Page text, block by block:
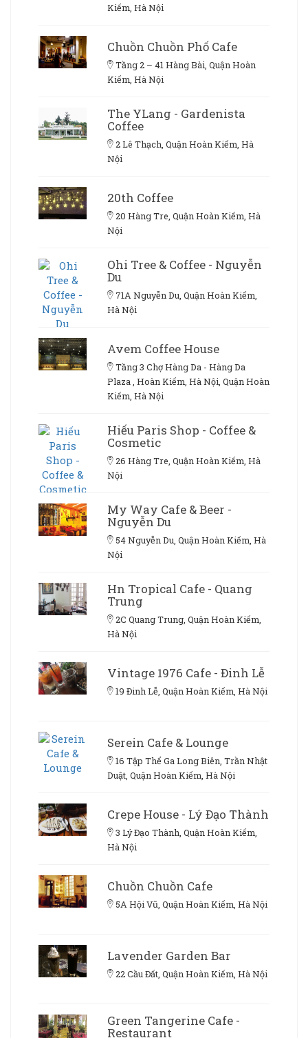
Kiếm, Hà Nội
Chuồn Chuồn Phố Cafe
Tầng 2 – 41 Hàng Bài, Quận Hoàn
Kiếm, Hà Nội
The YLang - Gardenista
Coffee
2 Lê Thạch, Quận Hoàn Kiếm, Hà
Nội
20th Coffee
20 Hàng Tre, Quận Hoàn Kiếm, Hà
Nội
Ohi Tree & Coffee - Nguyễn
Du
71A Nguyễn Du, Quận Hoàn Kiếm,
Hà Nội
Avem Coffee House
Tầng 3 Chợ Hàng Da - Hàng Da
Plaza , Hoàn Kiếm, Hà Nội, Quận Hoàn
Kiếm, Hà Nội
Hiếu Paris Shop - Coffee &
Cosmetic
26 Hàng Tre, Quận Hoàn Kiếm, Hà
Nội
My Way Cafe & Beer -
Nguyễn Du
54 Nguyễn Du, Quận Hoàn Kiếm, Hà
Nội
Hn Tropical Cafe - Quang
Trung
2C Quang Trung, Quận Hoàn Kiếm,
Hà Nội
Vintage 1976 Cafe - Đinh Lễ
19 Đinh Lễ, Quận Hoàn Kiếm, Hà Nội
Serein Cafe & Lounge
16 Tập Thể Ga Long Biên, Trần Nhật
Duật, Quận Hoàn Kiếm, Hà Nội
Crepe House - Lý Đạo Thành
3 Lý Đạo Thành, Quận Hoàn Kiếm,
Hà Nội
Chuồn Chuồn Cafe
5A Hội Vũ, Quận Hoàn Kiếm, Hà Nội
Lavender Garden Bar
22 Cầu Đất, Quận Hoàn Kiếm, Hà Nội
Green Tangerine Cafe -
Restaurant